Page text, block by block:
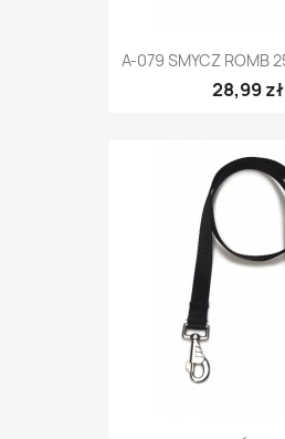
A-079 SMYCZ ROMB
28,99 zł